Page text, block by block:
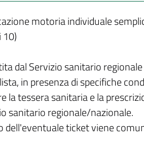
motoria individuale
10)
dal Servizio sanitario
in presenza di specifiche
la tessera sanitaria e la
sanitario regionale/nazionale.
dell'eventuale ticket viene